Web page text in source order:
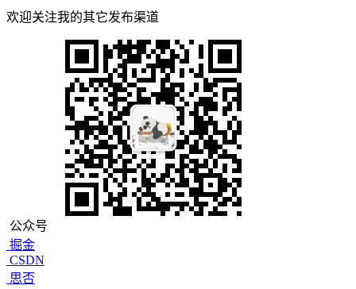
欢迎关注我的其它发布渠道
公众号
掘金
CSDN
思否